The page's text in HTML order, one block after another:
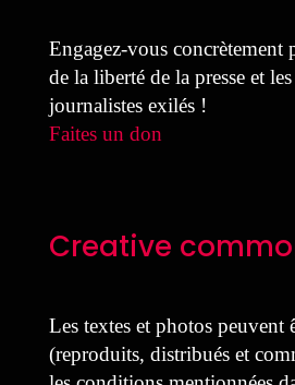
Engagez-vous concrètement
de la liberté de la presse et
journalistes exilés !
Faites un don
Creative
Les textes et photos peuvent
(reproduits, distribués et